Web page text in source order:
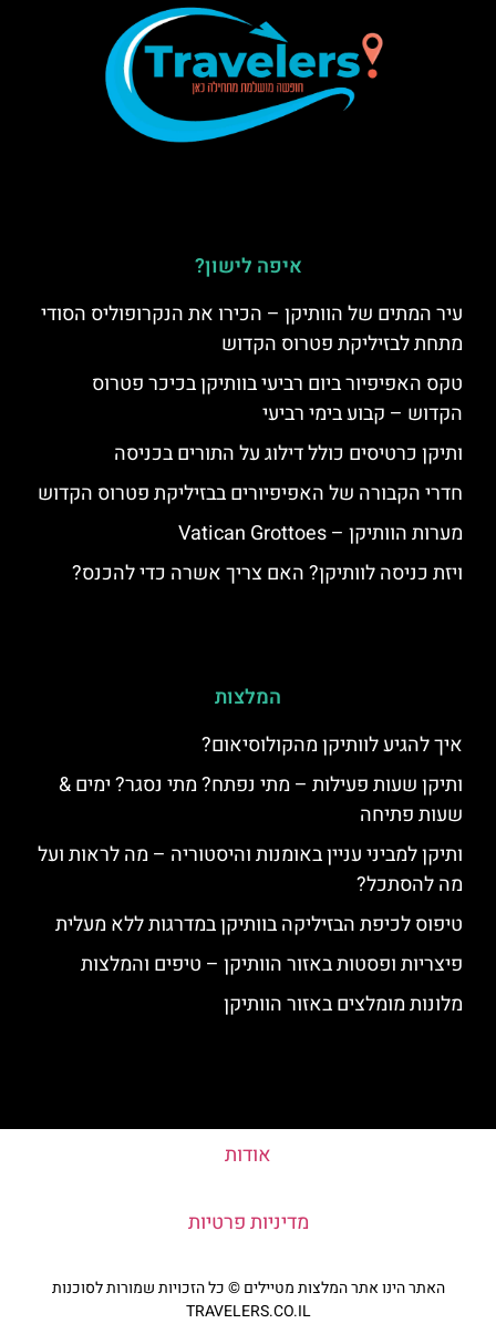
איפה לישון?
עיר המתים של הוותיקן – הכירו את הנקרופוליס הסודי
מתחת לבזיליקת פטרוס הקדוש
טקס האפיפיור ביום רביעי בוותיקן בכיכר פטרוס
הקדוש – קבוע בימי רביעי
ותיקן כרטיסים כולל דילוג על התורים בכניסה
חדרי הקבורה של האפיפיורים בבזיליקת פטרוס הקדוש
מערות הוותיקן – Vatican Grottoes
ויזת כניסה לוותיקן? האם צריך אשרה כדי להכנס?
המלצות
איך להגיע לוותיקן מהקולוסיאום?
ותיקן שעות פעילות – מתי נפתח? מתי נסגר? ימים &
שעות פתיחה
ותיקן למביני עניין באומנות והיסטוריה – מה לראות ועל
מה להסתכל?
טיפוס לכיפת הבזיליקה בוותיקן במדרגות ללא מעלית
פיצריות ופסטות באזור הוותיקן – טיפים והמלצות
מלונות מומלצים באזור הוותיקן
אודות
מדיניות פרטיות
האתר הינו אתר המלצות מטיילים © כל הזכויות שמורות לסוכנות
TRAVELERS.CO.IL